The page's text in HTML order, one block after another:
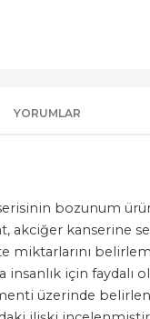
YORUMLAR
bozunum
kanserine
miktarlarını
için faydalı
üzerinde